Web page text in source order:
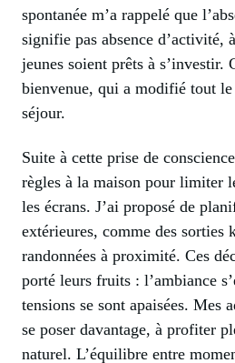
spontanée m’a rappelé que
signifie pas absence d’activité,
jeunes soient prêts à s’investir.
bienvenue, qui a modifié tout
séjour.
Suite à cette prise de
règles à la maison pour limiter
les écrans. J’ai proposé de
extérieures, comme des sorties
randonnées à proximité. Ces
porté leurs fruits : l’ambiance
tensions se sont apaisées. Mes
se poser davantage, à profiter
naturel. L’équilibre entre